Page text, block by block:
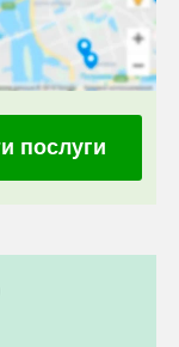
послуги